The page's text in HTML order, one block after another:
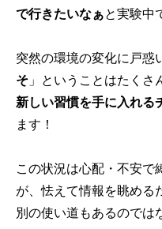
で行きたいなぁと実験中
突然の環境の変化に戸惑
そ 」ということはたくさ
新しい習慣を手に入れる
ます！
この状況は心配・不安で
が、怯えて情報を眺める
別の使い道もあるのでは